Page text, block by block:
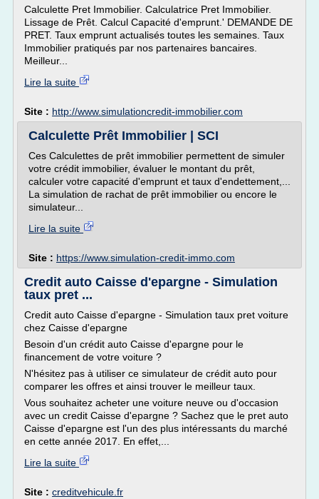
Calculette Pret Immobilier. Calculatrice Pret Immobilier.
Lissage de Prêt. Calcul Capacité d'emprunt.' DEMANDE DE
PRET. Taux emprunt actualisés toutes les semaines. Taux
Immobilier pratiqués par nos partenaires bancaires.
Meilleur...
Lire la suite
Site : http://www.simulationcredit-immobilier.com
Calculette Prêt Immobilier | SCI
Ces Calculettes de prêt immobilier permettent de simuler
votre crédit immobilier, évaluer le montant du prêt,
calculer votre capacité d'emprunt et taux d'endettement,...
La simulation de rachat de prêt immobilier ou encore le
simulateur...
Lire la suite
Site : https://www.simulation-credit-immo.com
Credit auto Caisse d'epargne - Simulation
taux pret ...
Credit auto Caisse d'epargne - Simulation taux pret voiture
chez Caisse d'epargne
Besoin d'un crédit auto Caisse d'epargne pour le
financement de votre voiture ?
N'hésitez pas à utiliser ce simulateur de crédit auto pour
comparer les offres et ainsi trouver le meilleur taux.
Vous souhaitez acheter une voiture neuve ou d'occasion
avec un credit Caisse d'epargne ? Sachez que le pret auto
Caisse d'epargne est l'un des plus intéressants du marché
en cette année 2017. En effet,...
Lire la suite
Site : creditvehicule.fr